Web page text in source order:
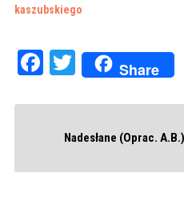
kaszubskiego
Facebook
Twitter
Share
Nadesłane (Oprac.